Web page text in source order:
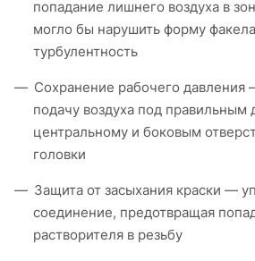
попадание лишнего воздуха в
могло бы нарушить форму
турбулентность
Сохранение рабочего давления
подачу воздуха под правильным
центральному и боковым
головки
Защита от засыхания краски —
соединение, предотвращая
растворителя в резьбу